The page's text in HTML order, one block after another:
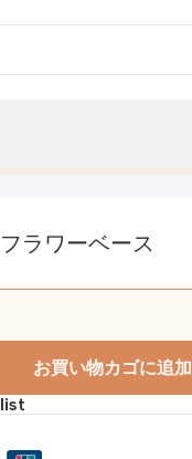
ラワーベース
お買い物カゴに追加